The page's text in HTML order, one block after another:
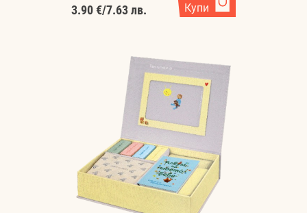
3.90 €/7.63 лв. Купи